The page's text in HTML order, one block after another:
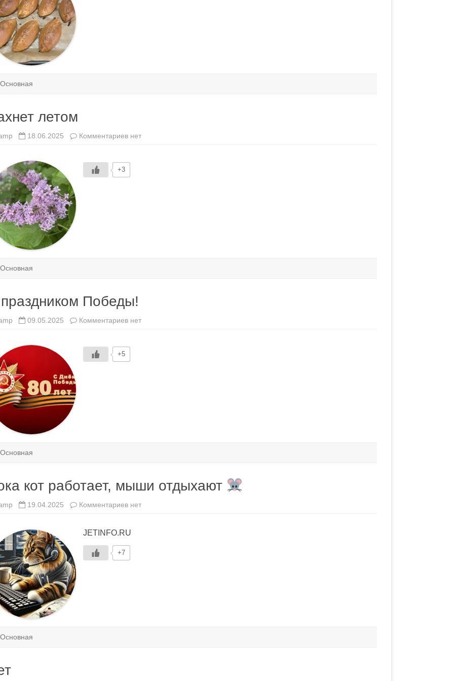
Основная
летом
18.06.2025 Комментариевкнет
+3
Основная
Победы!
09.05.2025 Комментариевк
Победы!
нет
+5
Основная
кот работает, мыши отдыхают
19.04.2025 Комментариевк
работает,
отдыхают
нет
JETINFO.RU
+7
Основная